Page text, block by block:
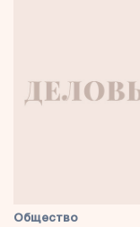
Общество